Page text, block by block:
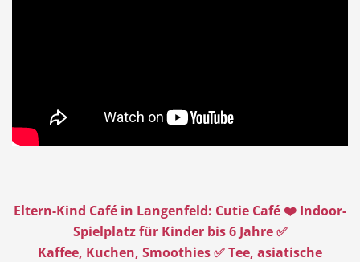
Sport & Freizeit Gesundheit
Dienstleistungen Freie Berufe
Eltern-Kind Café in Langenfeld: Cutie Café ❤️ Indoor-
Spielplatz für Kinder bis 6 Jahre ✅
Kaffee, Kuchen, Smoothies ✅ Tee, asiatische